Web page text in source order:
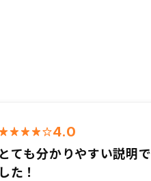
4.0
とても分かりやすい説明で
した！